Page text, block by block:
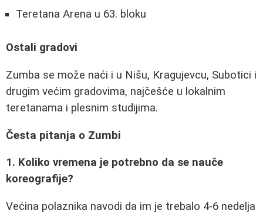
Teretana Arena u 63. bloku
Ostali gradovi
Zumba se može naći i u Nišu, Kragujevcu, Subotici i
drugim većim gradovima, najčešće u lokalnim
teretanama i plesnim studijima.
Česta pitanja o Zumbi
1. Koliko vremena je potrebno da se nauče
koreografije?
Većina polaznika navodi da im je trebalo 4-6 nedelja